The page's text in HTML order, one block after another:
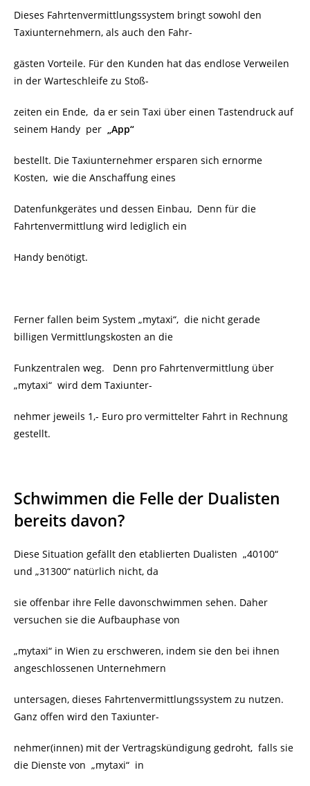
Dieses Fahrtenvermittlungssystem bringt sowohl den
Taxiunternehmern, als auch den Fahr-
gästen Vorteile. Für den Kunden hat das endlose Verweilen
in der Warteschleife zu Stoß-
zeiten ein Ende, da er sein Taxi über einen Tastendruck auf
seinem Handy per „App“
bestellt. Die Taxiunternehmer ersparen sich ernorme
Kosten, wie die Anschaffung eines
Datenfunkgerätes und dessen Einbau, Denn für die
Fahrtenvermittlung wird lediglich ein
Handy benötigt.
Ferner fallen beim System „mytaxi“, die nicht gerade
billigen Vermittlungskosten an die
Funkzentralen weg. Denn pro Fahrtenvermittlung über
„mytaxi“ wird dem Taxiunter-
nehmer jeweils 1,- Euro pro vermittelter Fahrt in Rechnung
gestellt.
Schwimmen die Felle der Dualisten
bereits davon?
Diese Situation gefällt den etablierten Dualisten „40100“
und „31300“ natürlich nicht, da
sie offenbar ihre Felle davonschwimmen sehen. Daher
versuchen sie die Aufbauphase von
„mytaxi“ in Wien zu erschweren, indem sie den bei ihnen
angeschlossenen Unternehmern
untersagen, dieses Fahrtenvermittlungssystem zu nutzen.
Ganz offen wird den Taxiunter-
nehmer(innen) mit der Vertragskündigung gedroht, falls sie
die Dienste von „mytaxi“ in